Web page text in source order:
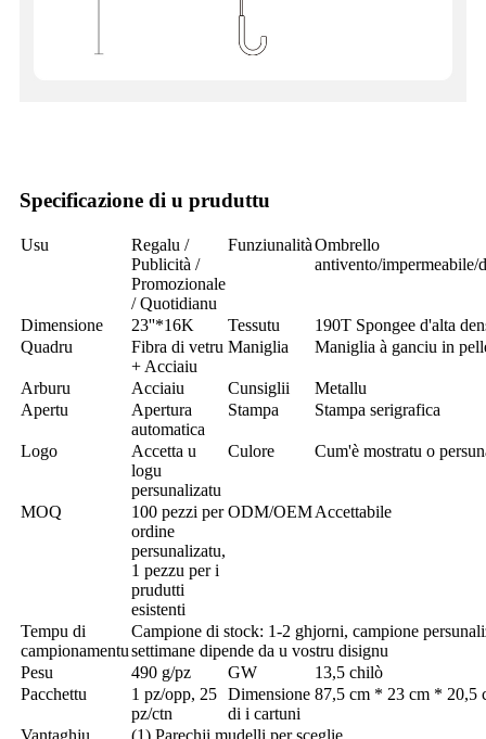
Specificazione di u pruduttu
Usu
Regalu /
Publicità /
Promozionale
/ Quotidianu
FunziunalitàOmbrello
antivento/impermeabile/
Dimensione 23''*16K Tessutu
190T Spongee d'alta
Quadru
Fibra di vetru
+ Acciaiu
Maniglia Maniglia à ganciu in
Arburu Acciaiu Cunsiglii
Metallu
Apertu
Apertura
automatica
Stampa Stampa serigrafica
Logo
Accetta u
logu
persunalizatu
Culore Cum'è mostratu o
MOQ
100 pezzi per
ordine
persunalizatu,
1 pezzu per i
prudutti
esistenti
ODM/OEMAccettabile
Tempu di
campionamentu
Campione di stock: 1-2 ghjorni, campione
settimane dipende da u vostru disignu
Pesu
490 g/pz GW
13,5 chilò
Pacchettu
1 pz/opp, 25
pz/ctn
Dimensione
di i cartuni
87,5 cm * 23 cm * 20,5
Vantaghju (1) Parechji mudelli per sceglie